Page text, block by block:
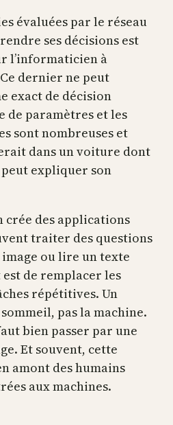
évaluées par le réseau
ses décisions est
l’informaticien à
dernier ne peut
exact de décision
de paramètres et les
sont nombreuses et
dans un voiture dont
expliquer son
crée des applications
traiter des questions
ou lire un texte
de remplacer les
répétitives. Un
pas la machine.
bien passer par une
Et souvent, cette
amont des humains
aux machines.